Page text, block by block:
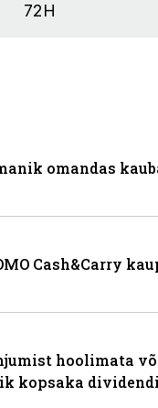
72H
omandas
Cash&Carry
hoolimata
kopsaka dividendi